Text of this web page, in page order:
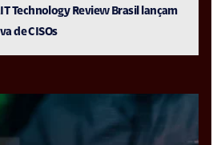
Technology Review Brasil lançam
de CISOs